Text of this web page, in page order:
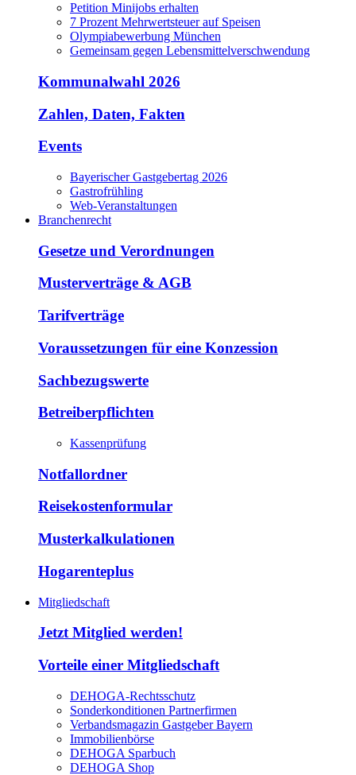
Petition Minijobs erhalten
7 Prozent Mehrwertsteuer auf Speisen
Olympiabewerbung München
Gemeinsam gegen Lebensmittelverschwendung
Kommunalwahl 2026
Zahlen, Daten, Fakten
Events
Bayerischer Gastgebertag 2026
Gastrofrühling
Web-Veranstaltungen
Branchenrecht
Gesetze und Verordnungen
Musterverträge & AGB
Tarifverträge
Voraussetzungen für eine Konzession
Sachbezugswerte
Betreiberpflichten
Kassenprüfung
Notfallordner
Reisekostenformular
Musterkalkulationen
Hogarenteplus
Mitgliedschaft
Jetzt Mitglied werden!
Vorteile einer Mitgliedschaft
DEHOGA-Rechtsschutz
Sonderkonditionen Partnerfirmen
Verbandsmagazin Gastgeber Bayern
Immobilienbörse
DEHOGA Sparbuch
DEHOGA Shop